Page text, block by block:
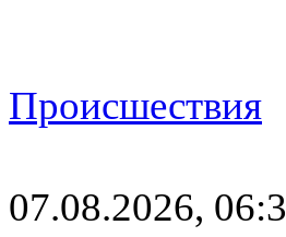
Происшествия
07.08.2026,